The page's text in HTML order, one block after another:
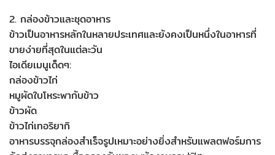
2. กล่องข้าวและชุดอาหาร
ข้าวเป็นอาหารหลักในหลายประเทศและยังคงเป็นหนึ่งในอาหารที่
ขายง่ายที่สุดในแต่ละวัน
ไอเดียเมนูเด็ดๆ:
กล่องข้าวไก่
หมูผัดใบโหระพากับข้าว
ข้าวผัด
ข้าวไก่เทอริยากิ
อาหารบรรจุกล่องสำเร็จรูปเหมาะอย่างยิ่งสำหรับแพลตฟอร์มการ